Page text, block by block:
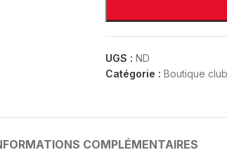
UGS : ND
Catégorie : Boutique
COMPLÉMENTAIRES